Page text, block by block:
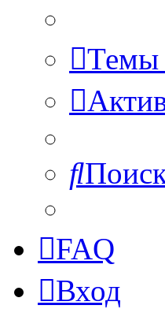
Темы
FAQ
Вход